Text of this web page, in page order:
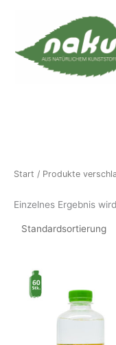
Start / Produkte
Einzelnes Ergebnis